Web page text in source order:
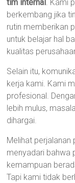
tim internal . Kami
berkembang jika
rutin memberikan
untuk belajar hal
kualitas
Selain itu,
kerja kami. Kami
profesional.
lebih mulus,
dihargai.
Melihat perjalanan
menyadari bahwa
kemampuan
Tapi kami tidak